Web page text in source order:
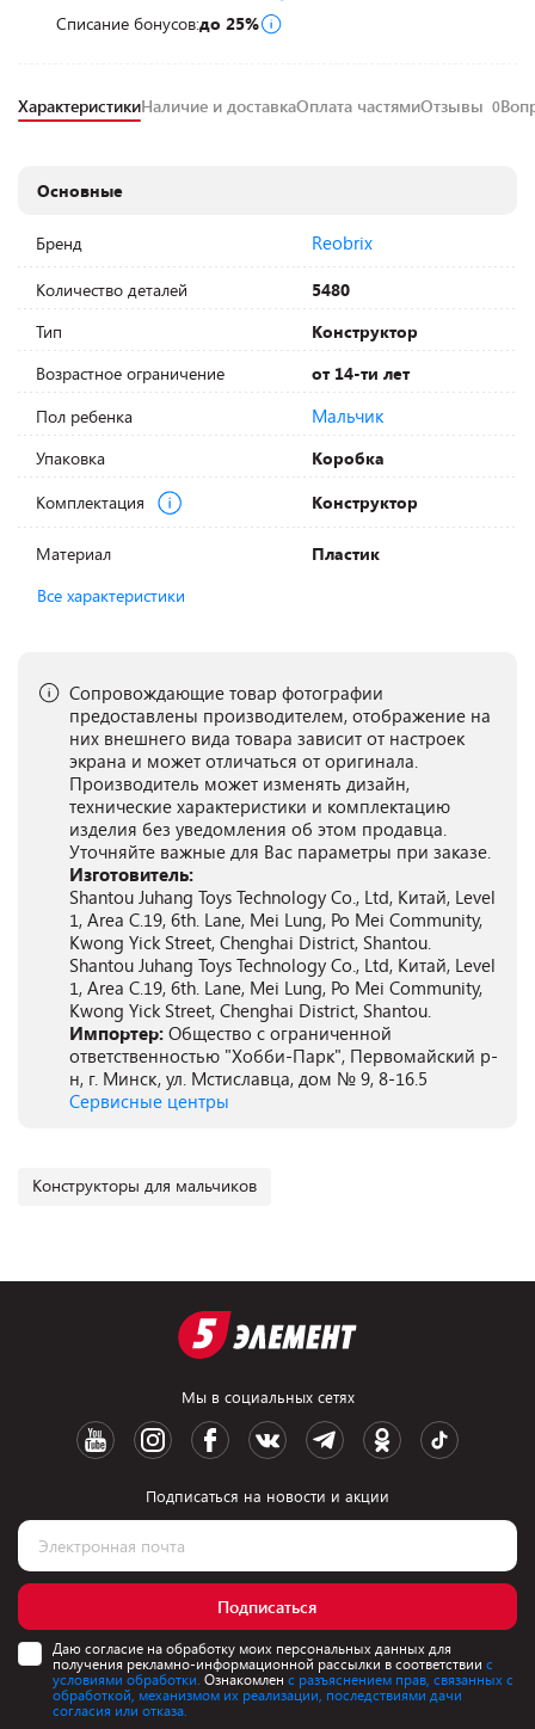
Списание бонусов:до 25%
ХарактеристикиНаличие и доставкаОплата частямиОтзывы 0
Основные
Бренд Reobrix
Количество деталей
5480
Тип
Конструктор
Возрастное ограничение
от 14-ти лет
Пол ребенка
Мальчик
Упаковка
Коробка
Комплектация
Конструктор
Материал
Пластик
Все характеристики
Сопровождающие товар фотографии
предоставлены производителем, отображение на
них внешнего вида товара зависит от настроек
экрана и может отличаться от оригинала.
Производитель может изменять дизайн,
технические характеристики и комплектацию
изделия без уведомления об этом продавца.
Уточняйте важные для Вас параметры при заказе.
Изготовитель:
Shantou Juhang Toys Technology Co., Ltd, Китай, Level
1, Area C.19, 6th. Lane, Mei Lung, Po Mei Community,
Kwong Yick Street, Chenghai District, Shantou.
Shantou Juhang Toys Technology Co., Ltd, Китай, Level
1, Area C.19, 6th. Lane, Mei Lung, Po Mei Community,
Kwong Yick Street, Chenghai District, Shantou.
Импортер: Общество с ограниченной
ответственностью "Хобби-Парк", Первомайский р-
н, г. Минск, ул. Мстиславца, дом № 9, 8-16.5
Сервисные центры
Конструкторы для мальчиков
Мы в социальных сетях
Подписаться на новости и акции
Подписаться
Даю согласие на обработку моих персональных данных для
получения рекламно-информационной рассылки в соответствии с
условиями обработки. Ознакомлен с разъяснением прав, связанных с
обработкой, механизмом их реализации, последствиями дачи
согласия или отказа.